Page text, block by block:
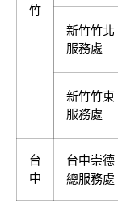
竹
新竹竹北
服務處
新竹竹東
服務處
台
中
台中崇德
總服務處